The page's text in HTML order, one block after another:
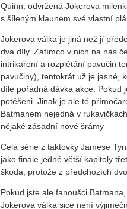
Quinn, odvržená Jokerova
s šíleným klaunem své vlastní
Jokerova válka je jiná než jí
dva díly. Zatímco v nich na nás
intrikaření a rozplétání pavučin
pavučiny), tentokrát už je jasné,
díle pořádná dávka akce. Pokud
potěšeni. Jinak je ale té
Batmanem nejedná v
nějaké zásadní nové šrámy
Celá série z taktovky Jamese
jako finále jedné větší kapitoly
škoda, protože z předchozích
Pokud jste ale fanoušci
Jokerova válka sice není